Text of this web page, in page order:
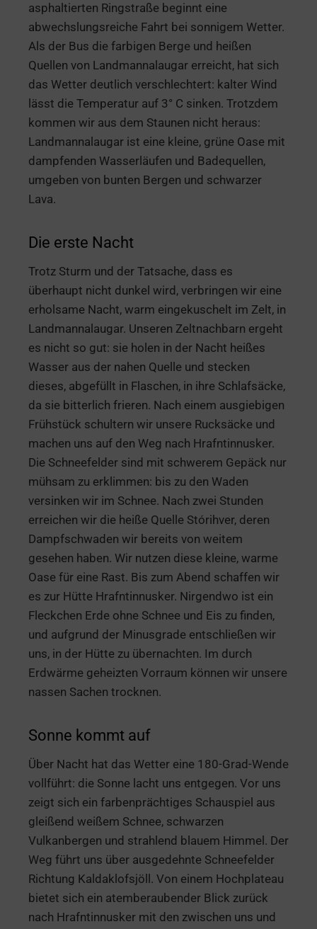
asphaltierten Ringstraße beginnt eine
abwechslungsreiche Fahrt bei sonnigem Wetter.
Als der Bus die farbigen Berge und heißen
Quellen von Landmannalaugar erreicht, hat sich
das Wetter deutlich verschlechtert: kalter Wind
lässt die Temperatur auf 3° C sinken. Trotzdem
kommen wir aus dem Staunen nicht heraus:
Landmannalaugar ist eine kleine, grüne Oase mit
dampfenden Wasserläufen und Badequellen,
umgeben von bunten Bergen und schwarzer
Lava.
Die erste Nacht
Trotz Sturm und der Tatsache, dass es
überhaupt nicht dunkel wird, verbringen wir eine
erholsame Nacht, warm eingekuschelt im Zelt, in
Landmannalaugar. Unseren Zeltnachbarn ergeht
es nicht so gut: sie holen in der Nacht heißes
Wasser aus der nahen Quelle und stecken
dieses, abgefüllt in Flaschen, in ihre Schlafsäcke,
da sie bitterlich frieren. Nach einem ausgiebigen
Frühstück schultern wir unsere Rucksäcke und
machen uns auf den Weg nach Hrafntinnusker.
Die Schneefelder sind mit schwerem Gepäck nur
mühsam zu erklimmen: bis zu den Waden
versinken wir im Schnee. Nach zwei Stunden
erreichen wir die heiße Quelle Stórihver, deren
Dampfschwaden wir bereits von weitem
gesehen haben. Wir nutzen diese kleine, warme
Oase für eine Rast. Bis zum Abend schaffen wir
es zur Hütte Hrafntinnusker. Nirgendwo ist ein
Fleckchen Erde ohne Schnee und Eis zu finden,
und aufgrund der Minusgrade entschließen wir
uns, in der Hütte zu übernachten. Im durch
Erdwärme geheizten Vorraum können wir unsere
nassen Sachen trocknen.
Sonne kommt auf
Über Nacht hat das Wetter eine 180-Grad-Wende
vollführt: die Sonne lacht uns entgegen. Vor uns
zeigt sich ein farbenprächtiges Schauspiel aus
gleißend weißem Schnee, schwarzen
Vulkanbergen und strahlend blauem Himmel. Der
Weg führt uns über ausgedehnte Schneefelder
Richtung Kaldaklofsjöll. Von einem Hochplateau
bietet sich ein atemberaubender Blick zurück
nach Hrafntinnusker mit den zwischen uns und